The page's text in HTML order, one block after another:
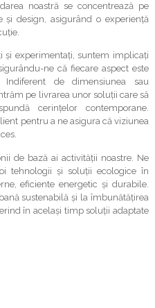
noastră se concentrează pe
design, asigurând o experiență
și experimentați, suntem implicați
ne că fiecare aspect este
de dimensiunea sau
pe livrarea unor soluții care să
cerințelor contemporane.
pentru a ne asigura că viziunea
de bază ai activității noastre. Ne
tehnologii și soluții ecologice în
eficiente energetic și durabile.
sustenabilă și la îmbunătățirea
în același timp soluții adaptate